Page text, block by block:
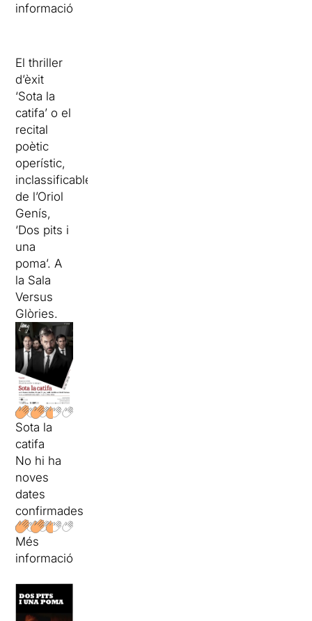
informació
El thriller
d’èxit
‘Sota la
catifa’ o el
recital
poètic
operístic,
inclassificable,
de l’Oriol
Genís,
‘Dos pits i
una
poma’. A
la Sala
Versus
Glòries.
Sota la
catifa
No hi ha
noves
dates
confirmades
Més
informació